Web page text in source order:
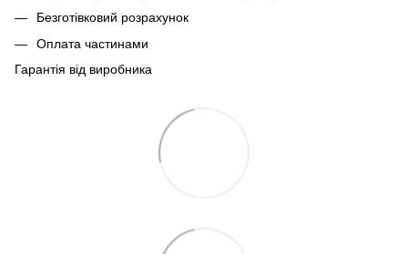
Безготівковий розрахунок
Оплата частинами
Гарантія від виробника